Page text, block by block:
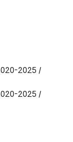
2025 /
2025 /